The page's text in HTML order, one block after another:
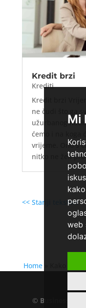
Mi
web
Kredit brzi
Krediti
Kredit brzi
ne čudi što ga
užurbanog
ćemo i na koga
vrijeme. Ono s
nitko ne želi
<< Stariji tekstovi
Home Kako
© Business.hr